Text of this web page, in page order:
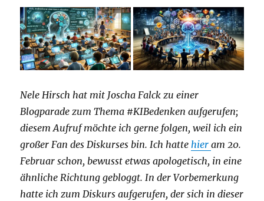
Nele Hirsch hat mit Joscha Falck zu einer
Blogparade zum Thema #KIBedenken aufgerufen;
diesem Aufruf möchte ich gerne folgen, weil ich ein
großer Fan des Diskurses bin. Ich hattehieram 20.
Februar schon, bewusst etwas apologetisch, in eine
ähnliche Richtung gebloggt. In der Vorbemerkung
hatte ich zum Diskurs aufgerufen, der sich in dieser